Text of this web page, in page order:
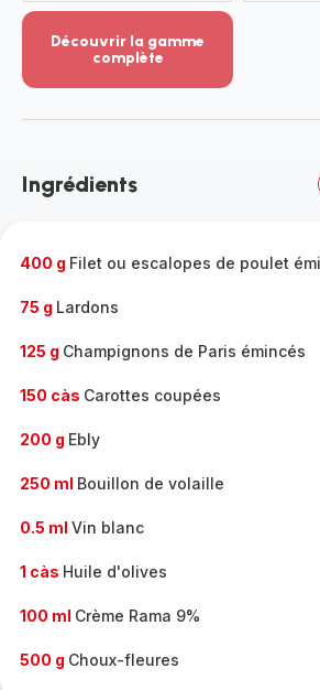
Découvrir la gamme
complète
-
gamme
Ingrédients
400 g Filet ou escalopes de poulet
75 g Lardons
125 g Champignons de Paris émincés
150 càs Carottes coupées
200 g Ebly
250 ml Bouillon de volaille
0.5 ml Vin blanc
1 càs Huile d'olives
100 ml Crème Rama 9%
500 g Choux-fleures